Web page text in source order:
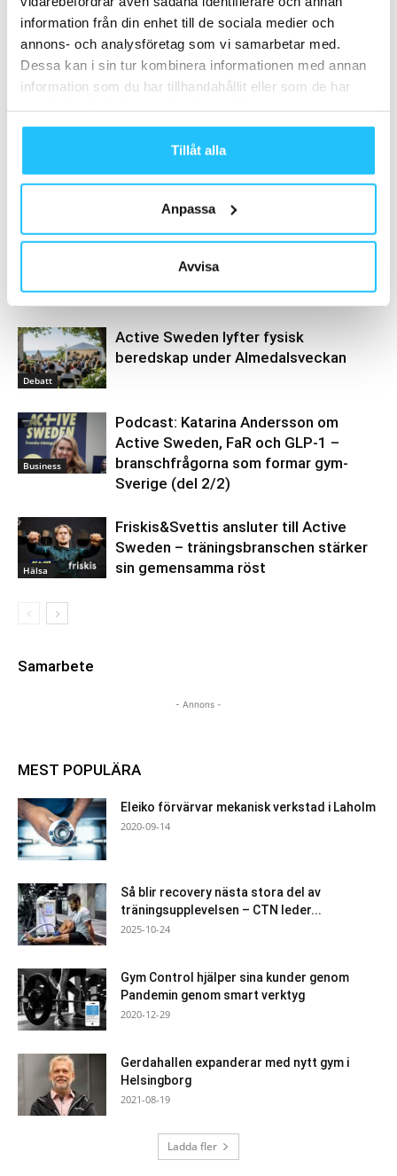
information från din enhet till de sociala medier och
annons- och analysföretag som vi samarbetar med.
Dessa kan i sin tur kombinera informationen med annan
information som du har tillhandahållit eller som de har
Tillåt alla
Anpassa
Avvisa
Henrik Valis
Debatt
Active Sweden lyfter fysisk
beredskap under Almedalsveckan
Business
Podcast: Katarina Andersson om
Active Sweden, FaR och GLP-1 –
branschfrågorna som formar gym-
Sverige (del 2/2)
Hälsa
Friskis&Svettis ansluter till Active
Sweden – träningsbranschen stärker
sin gemensamma röst
Samarbete
- Annons -
MEST POPULÄRA
Eleiko förvärvar mekanisk verkstad i Laholm
2020-09-14
Så blir recovery nästa stora del av
träningsupplevelsen – CTN leder...
2025-10-24
Gym Control hjälper sina kunder genom
Pandemin genom smart verktyg
2020-12-29
Gerdahallen expanderar med nytt gym i
Helsingborg
2021-08-19
Ladda fler